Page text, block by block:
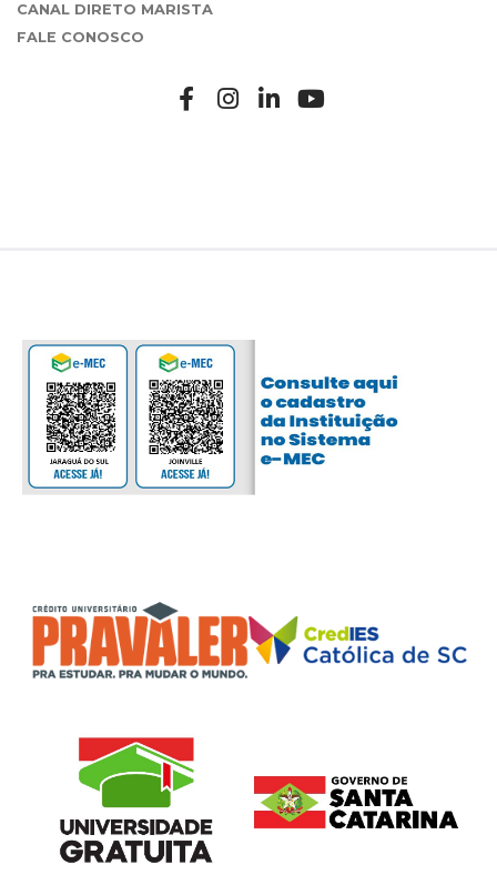
CANAL DIRETO MARISTA
FALE CONOSCO